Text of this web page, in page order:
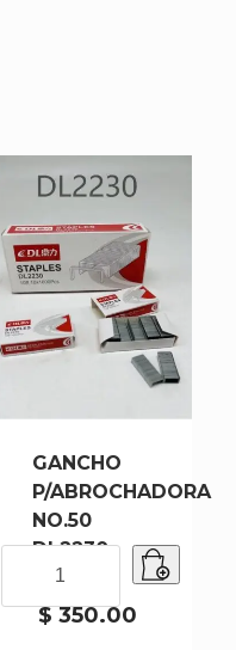
GANCHO
P/ABROCHADORA
NO.50
DL2230-
1000
$350.00
P/ABROCHADORA
NO.50